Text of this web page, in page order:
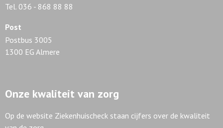
Tel. 036 - 868 88 88
Post
Postbus 3005
1300 EG Almere
Onze kwaliteit van zorg
Op de website Ziekenhuischeck staan cijfers over de kwaliteit